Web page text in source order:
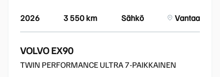
2026 3 550 km Sähkö Vantaa
VOLVO EX90
TWIN PERFORMANCE ULTRA 7-PAIKKAINEN